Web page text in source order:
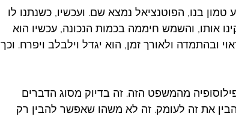
טמון בנו, הפוטנציאל נמצא שם. ועכשיו, כשנתנו לו
אותו, והשמש חיממה בכמות הנכונה, עכשיו הוא
ובהתמדה ולאורך זמן, הוא יגדל וילבלב ויפרח. וכך
מהמשפט הזה. זה בדיוק מסוג הדברים
את זה לעומק. זה לא משהו שאפשר להבין רק